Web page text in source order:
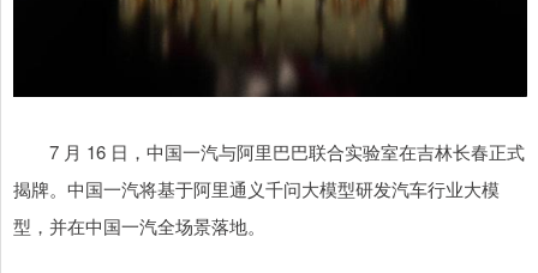
7 月 16 日，中国一汽与阿里巴巴联合实验室在吉林长春正式
揭牌。中国一汽将基于阿里通义千问大模型研发汽车行业大模
型，并在中国一汽全场景落地。